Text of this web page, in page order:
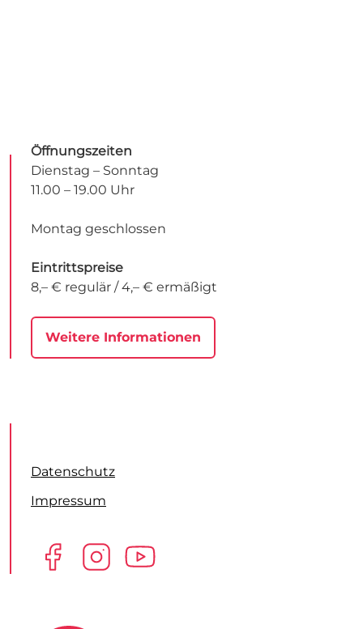
Öffnungszeiten
Dienstag – Sonntag
11.00 – 19.00 Uhr
Montag geschlossen
Eintrittspreise
8,– € regulär / 4,– € ermäßigt
Weitere Informationen
Datenschutz
Impressum